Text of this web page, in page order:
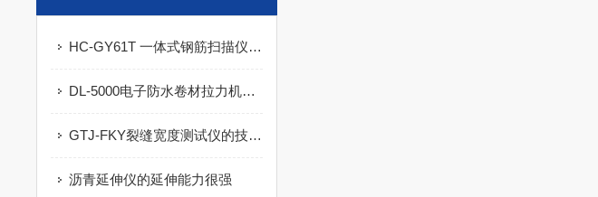
HC-GY61T 一体式钢筋扫描仪的产品特点及技术指导
DL-5000电子防水卷材拉力机和概述及技术参数
GTJ-FKY裂缝宽度测试仪的技术参数及特点
沥青延伸仪的延伸能力很强